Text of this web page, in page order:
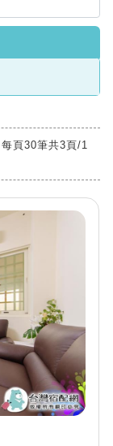
每頁30筆共3頁/1